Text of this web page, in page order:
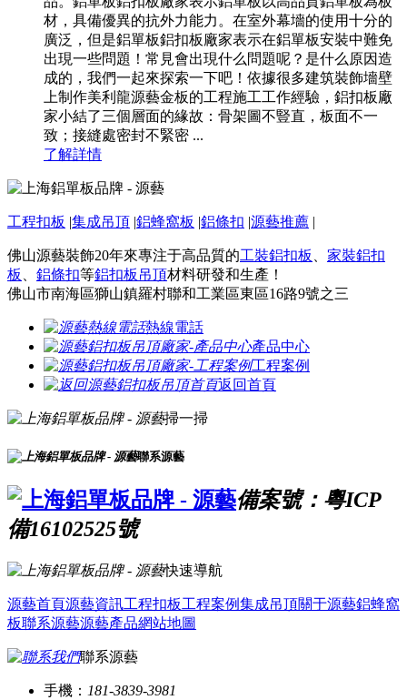
材，具備優異的抗外力能力。在室外幕墻的使用十分的
廣泛，但是鋁單板鋁扣板廠家表示在鋁單板安裝中難免
出現一些問題！常見會出現什么問題呢？是什么原因造
成的，我們一起來探索一下吧！依據很多建筑裝飾墻壁
上制作美利龍源藝金板的工程施工工作經驗，鋁扣板廠
家小結了三個層面的緣故：骨架圖不豎直，板面不一
致；接縫處密封不緊密 ...
了解詳情
工程扣板 |集成吊頂 |鋁蜂窩板 |鋁條扣 |源藝推薦 |
佛山源藝裝飾20年來專注于高品質的工裝鋁扣板
家裝鋁扣
板
鋁條扣等鋁扣板吊頂材料研發和生產！
佛山市南海區獅山鎮羅村聯和工業區東區16路9號之三
熱線電話
產品中心
工程案例
返回首頁
掃一掃
聯系源藝
備案號：粵ICP
備16102525號
快速導航
源藝首頁源藝資訊工程扣板工程案例集成吊頂關于源藝鋁蜂窩
板聯系源藝源藝產品網站地圖
聯系源藝
手機： 181-3839-3981